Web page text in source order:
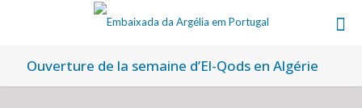
Ouverture de la semaine d’El-Qods en Algérie